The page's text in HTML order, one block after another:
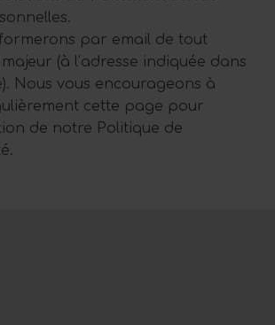
par email de tout
(à l’adresse indiquée dans
Nous vous encourageons à
cette page pour
de notre Politique de